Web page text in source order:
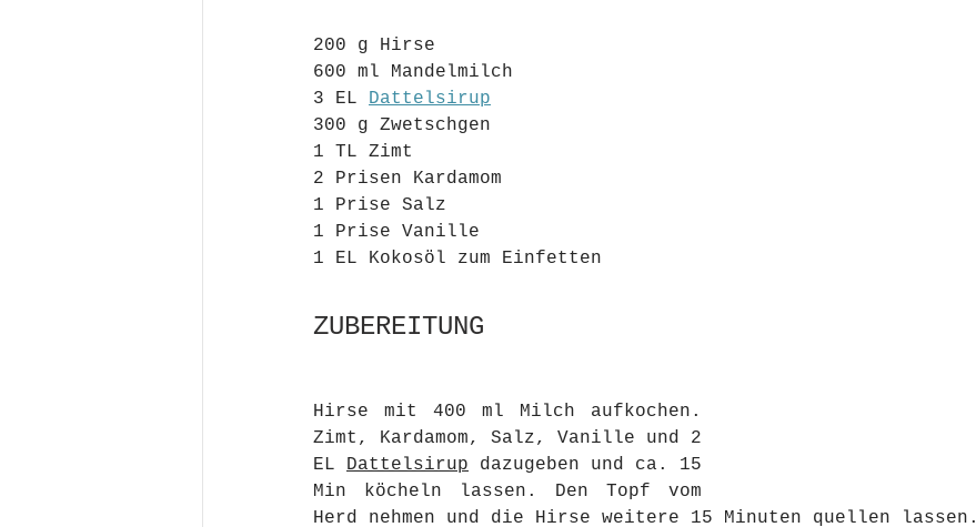
200 g Hirse
600 ml Mandelmilch
3 EL Dattelsirup
300 g Zwetschgen
1 TL Zimt
2 Prisen Kardamom
1 Prise Salz
1 Prise Vanille
1 EL Kokosöl zum Einfetten
ZUBEREITUNG
Hirse mit 400 ml Milch aufkochen.
Zimt, Kardamom, Salz, Vanille und 2
EL Dattelsirup dazugeben und ca. 15
Min köcheln lassen. Den Topf vom
Herd nehmen und die Hirse weitere 15 Minuten quellen lassen.